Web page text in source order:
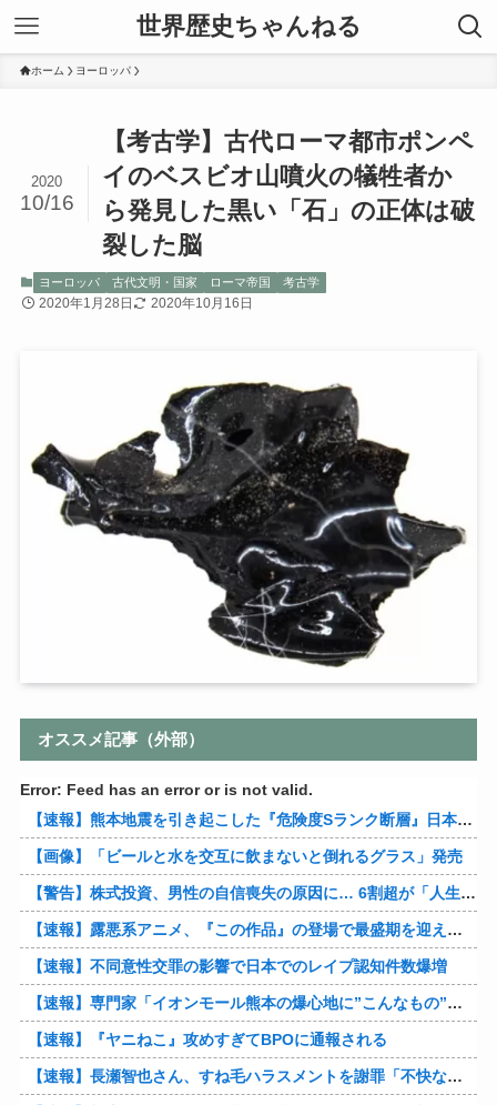
世界歴史ちゃんねる
ホーム ヨーロッパ
【考古学】古代ローマ都市ポンペ
イのベスビオ山噴火の犠牲者か
ら発見した黒い「石」の正体は破
裂した脳
2020
10/16
ヨーロッパ 古代文明・国家 ローマ帝国 考古学
2020年1月28日 2020年10月16日
オススメ記事（外部）
Error: Feed has an error or is not valid.
【速報】熊本地震を引き起こした『危険度Sランク断層』日本のド真ん中に10カ所もあると判明
【画像】「ビールと水を交互に飲まないと倒れるグラス」発売
【警告】株式投資、男性の自信喪失の原因に… 6割超が「人生の敗者」自認
【速報】露悪系アニメ、『この作品』の登場で最盛期を迎えてしまう…
【速報】不同意性交罪の影響で日本でのレイプ認知件数爆増
【速報】専門家「イオンモール熊本の爆心地に”こんなもの”があったんだけど…」
【速報】『ヤニねこ』攻めすぎてBPOに通報される
【速報】長瀬智也さん、すね毛ハラスメントを謝罪「不快な思いをさせて申し訳ありませんでした」